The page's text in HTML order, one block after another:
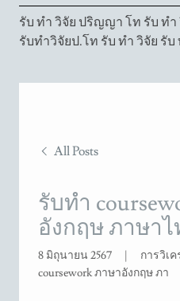
รับ ทำ วิจัย ปริญญา โท รับ ท
รับทำวิจัยป.โท รับ ทำ วิจัย รับ
All Posts
รับทำ
อังกฤษ ภาษาไ
8 มิถุนายน 2567 |
การวิเ
coursework ภาษาอังกฤษ ภา